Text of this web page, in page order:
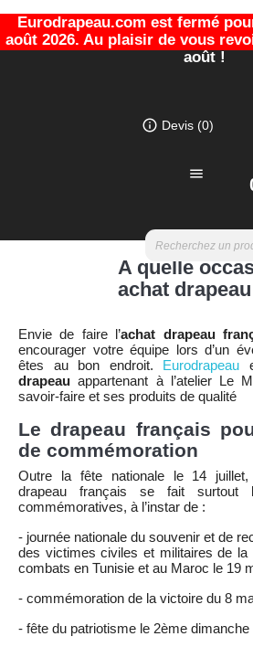
Eurodrapeau.com est fermé
août 2026. Au plaisir de vous
août !
info_outline Devis (0)

A quelle
achat
Envie de faire l’achat drapeau
encourager votre équipe lors d’un
êtes au bon endroit. Eurodrapeau
drapeau appartenant à l’atelier Le
savoir-faire et ses produits de qualité
Le drapeau français
de commémoration
Outre la fête nationale le 14 juillet,
drapeau français se fait surtout
commémoratives, à l’instar de :
- journée nationale du souvenir et de
des victimes civiles et militaires de la
combats en Tunisie et au Maroc le 19
- commémoration de la victoire du 8
- fête du patriotisme le 2ème dimanche